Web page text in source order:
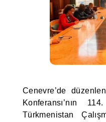
Cenevre’de
Konferansı’nın
Türkmenistan